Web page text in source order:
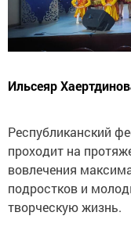
Ильсеяр
Республиканский
проходит на
вовлечения
подростков и
творческую жизнь.